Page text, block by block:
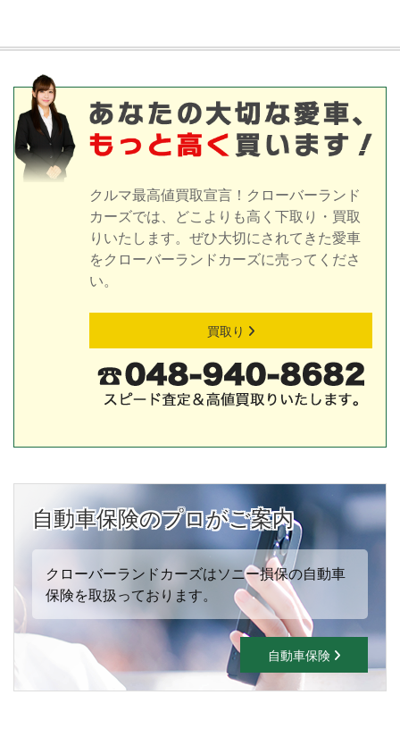
クルマ最高値買取宣言！クローバーランド
カーズでは、どこよりも高く下取り・買取
りいたします。ぜひ大切にされてきた愛車
をクローバーランドカーズに売ってくださ
い。
買取り
自動車保険のプロがご案内
クローバーランドカーズはソニー損保の自動車
保険を取扱っております。
自動車保険